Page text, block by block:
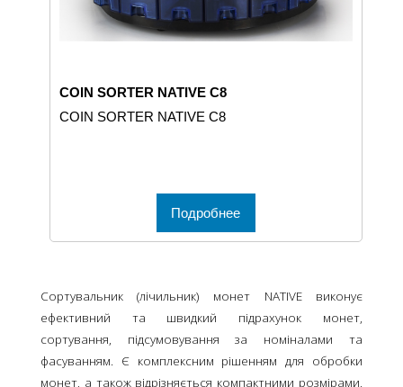
COIN SORTER NATIVE C8
COIN SORTER NATIVE C8
Подробнее
Сортувальник (лічильник) монет NATIVE виконує
ефективний та швидкий підрахунок монет,
сортування, підсумовування за номіналами та
фасуванням. Є комплексним рішенням для обробки
монет, а також відрізняється компактними розмірами,